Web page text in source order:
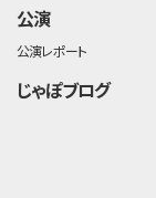
公演
公演レポート
じゃぽブログ